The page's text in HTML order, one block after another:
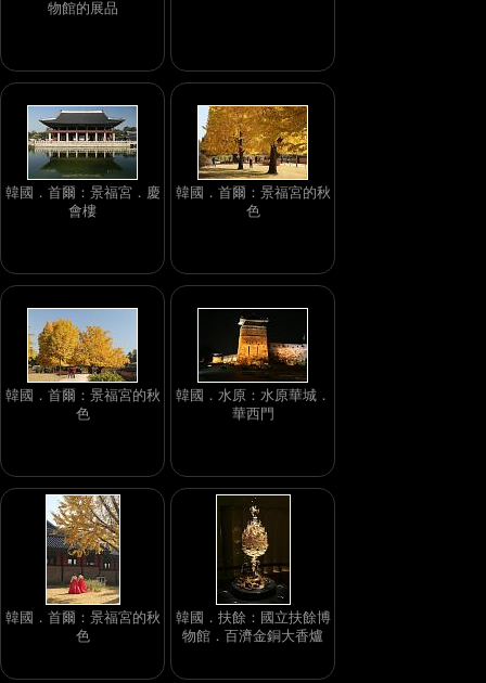
物館的展品
韓國．首爾：景福宮．慶
會樓
韓國．首爾：景福宮的秋
色
韓國．首爾：景福宮的秋
色
韓國．水原：水原華城．
華西門
韓國．首爾：景福宮的秋
色
韓國．扶餘：國立扶餘博
物館．百濟金銅大香爐